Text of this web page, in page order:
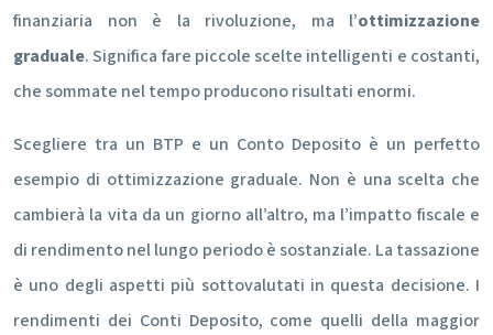
finanziaria non è la rivoluzione, ma l’ottimizzazione
graduale. Significa fare piccole scelte intelligenti e costanti,
che sommate nel tempo producono risultati enormi.
Scegliere tra un BTP e un Conto Deposito è un perfetto
esempio di ottimizzazione graduale. Non è una scelta che
cambierà la vita da un giorno all’altro, ma l’impatto fiscale e
di rendimento nel lungo periodo è sostanziale. La tassazione
è uno degli aspetti più sottovalutati in questa decisione. I
rendimenti dei Conti Deposito, come quelli della maggior